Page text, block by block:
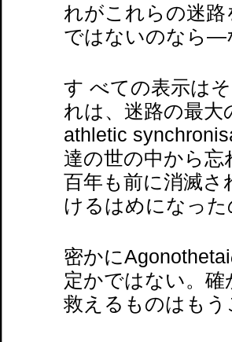
れがこれらの迷
ではないのなら—
す べての表示は
れは、迷路の最
athletic
達の世の中から
百年も前に消滅さ
けるはめになっ
密かに
定かではない。
救えるものはも